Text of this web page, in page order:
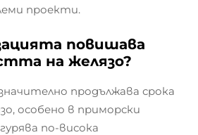
проекти.
повишава
на желязо?
продължава срока
особено в приморски
по-висока